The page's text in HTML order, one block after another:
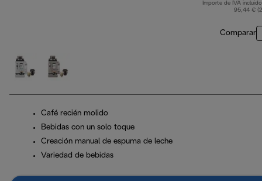
Importe de IVA
95,44 €
Comparar
Café recién molido
Bebidas con un solo toque
Creación manual de espuma de leche
Variedad de bebidas